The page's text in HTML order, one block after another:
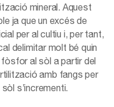
mineral. Aquest
ja que un excés de
per al cultiu i, per tant,
delimitar molt bé quin
al sòl a partir del
amb fangs per
s’incrementi.